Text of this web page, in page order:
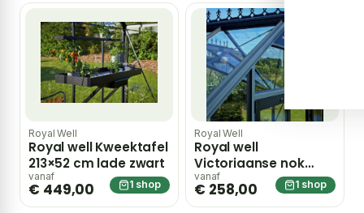
Royal Well
Royal well Kweektafel
213×52 cm lade zwart
vanaf
€ 449,00 1 shop
Royal Well
Royal well
Victoriaanse nok
Orangeri 15,1 zwart
vanaf
€ 258,00 1 shop